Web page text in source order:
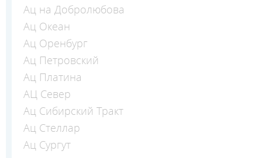
Ац на Добролюбова
Ац Океан
Ац Оренбург
Ац Петровский
Ац Платина
АЦ Север
Ац Сибирский Тракт
Ац Стеллар
Ац Сургут